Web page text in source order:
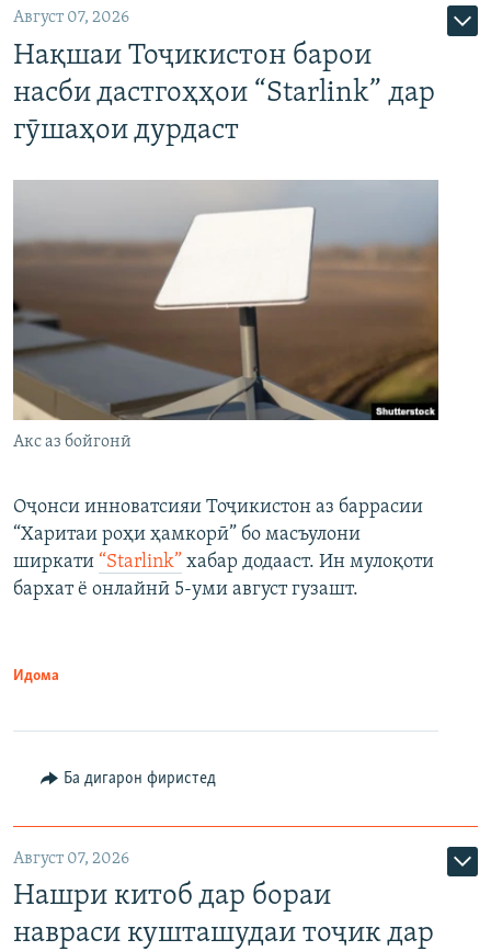
Август 07, 2026
Нақшаи Тоҷикистон барои
насби дастгоҳҳои “Starlink” дар
гӯшаҳои дурдаст
Акс аз бойгонӣ
Оҷонси инноватсияи Тоҷикистон аз баррасии
“Харитаи роҳи ҳамкорӣ” бо масъулони
ширкати “Starlink” хабар додааст. Ин мулоқоти
бархат ё онлайнӣ 5-уми август гузашт.
Идома
Ба дигарон фиристед
Август 07, 2026
Нашри китоб дар бораи
навраси кушташудаи тоҷик дар